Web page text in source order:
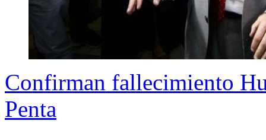
Confirman fallecimiento
Penta